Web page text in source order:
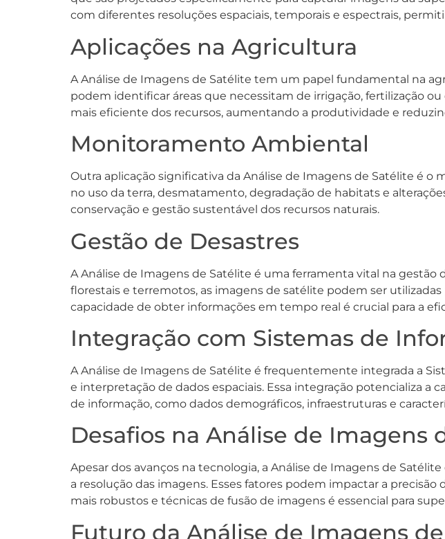
com diferentes resoluções espaciais, temporais e espectrais,
Aplicações na Agricultura
A Análise de Imagens de Satélite tem um papel fundamental na
podem identificar áreas que necessitam de irrigação, fertilização
mais eficiente dos recursos, aumentando a produtividade e
Monitoramento Ambiental
Outra aplicação significativa da Análise de Imagens de Satélite é
no uso da terra, desmatamento, degradação de habitats e
conservação e gestão sustentável dos recursos naturais.
Gestão de Desastres
A Análise de Imagens de Satélite é uma ferramenta vital na
florestais e terremotos, as imagens de satélite podem ser utilizadas
capacidade de obter informações em tempo real é crucial para a
Integração com Sistemas de
A Análise de Imagens de Satélite é frequentemente integrada a
e interpretação de dados espaciais. Essa integração potencializa a
de informação, como dados demográficos, infraestruturas e
Desafios na Análise de Imagens
Apesar dos avanços na tecnologia, a Análise de Imagens de
a resolução das imagens. Esses fatores podem impactar a
mais robustos e técnicas de fusão de imagens é essencial para
Futuro da Análise de Imagens